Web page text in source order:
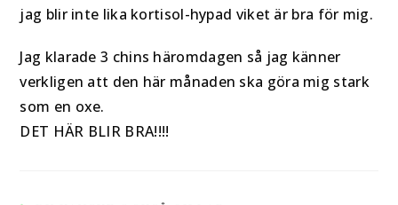
jag blir inte lika kortisol-hypad viket är bra för mig.
Jag klarade 3 chins häromdagen så jag känner
verkligen att den här månaden ska göra mig stark
som en oxe.
DET HÄR BLIR BRA!!!!